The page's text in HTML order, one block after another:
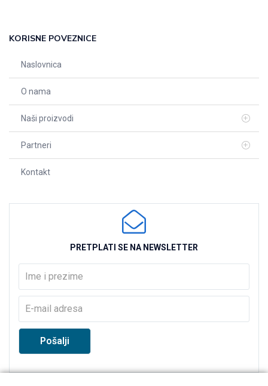
KORISNE POVEZNICE
Naslovnica
O nama
Naši proizvodi
Partneri
Kontakt
PRETPLATI SE NA NEWSLETTER